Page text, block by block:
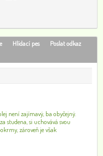
Hlídací pes
Poslat odkaz
není zajímavý, ba obyčejný.
studena, si uchovává svou
zároveň je však